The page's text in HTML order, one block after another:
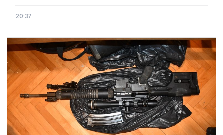
20:37